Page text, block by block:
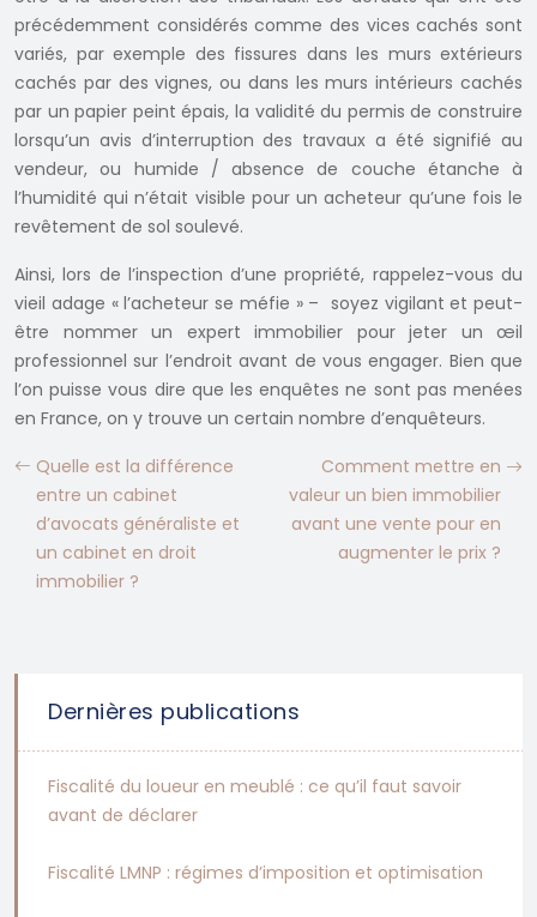
précédemment considérés comme des vices cachés sont
variés, par exemple des fissures dans les murs extérieurs
cachés par des vignes, ou dans les murs intérieurs cachés
par un papier peint épais, la validité du permis de construire
lorsqu’un avis d’interruption des travaux a été signifié au
vendeur, ou humide / absence de couche étanche à
l’humidité qui n’était visible pour un acheteur qu’une fois le
revêtement de sol soulevé.
Ainsi, lors de l’inspection d’une propriété, rappelez-vous du
vieil adage « l’acheteur se méfie » – soyez vigilant et peut-
être nommer un expert immobilier pour jeter un œil
professionnel sur l’endroit avant de vous engager. Bien que
l’on puisse vous dire que les enquêtes ne sont pas menées
en France, on y trouve un certain nombre d’enquêteurs.
Quelle est la différence
entre un cabinet
d’avocats généraliste et
un cabinet en droit
immobilier ?
Comment mettre en
valeur un bien immobilier
avant une vente pour en
augmenter le prix ?
Dernières publications
Fiscalité du loueur en meublé : ce qu’il faut savoir
avant de déclarer
Fiscalité LMNP : régimes d’imposition et optimisation